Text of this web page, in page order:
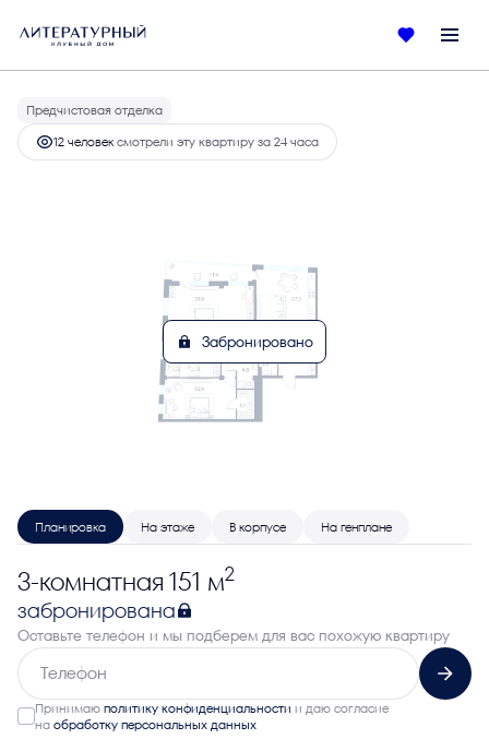
3-комнатная151 м 76 375 800 руб.
Ипотекаот 352 329 руб.
Предчистовая отделка
12 человексмотрели эту квартиру за 24 часа
Забронировано
Планировка На этаже В корпусе На генплане
3-комнатная 151 м2
забронирована
Оставьте телефон и мы подберем для вас похожую квартиру
Принимаюполитику конфиденциальности и даю согласие
наобработку персональных данных